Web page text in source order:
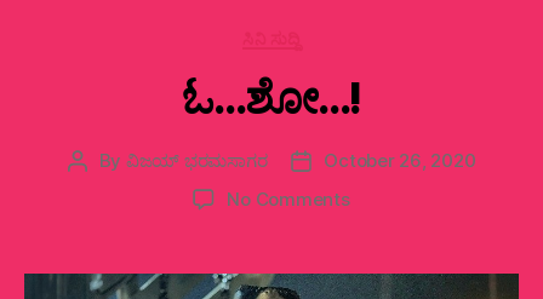
ಓ…ಶೋ…!
Post
By ವಿಜಯ್‌ ಭರಮಸಾಗರ
Post
date
October 26, 2020
No Commentson